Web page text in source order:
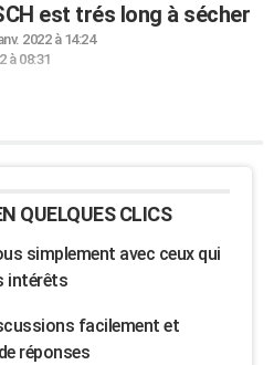
est trés long à sécher
2022 à 14:24
à 08:31
QUELQUES CLICS
simplement avec ceux qui
intérêts
facilement et
réponses